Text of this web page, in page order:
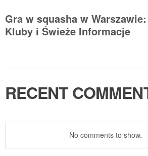
Gra w squasha w
Kluby i Świeże Informacje
RECENT
No comments to show.